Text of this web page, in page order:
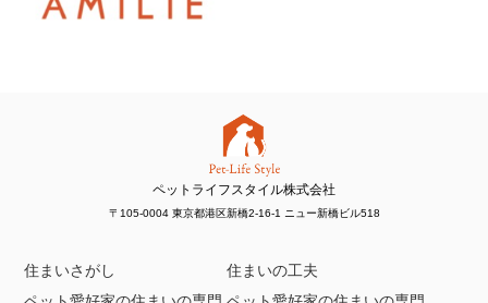
ペットライフスタイル株式会社
〒105-0004 東京都港区新橋2-16-1 ニュー新橋ビル518
住まいさがし
住まいの工夫